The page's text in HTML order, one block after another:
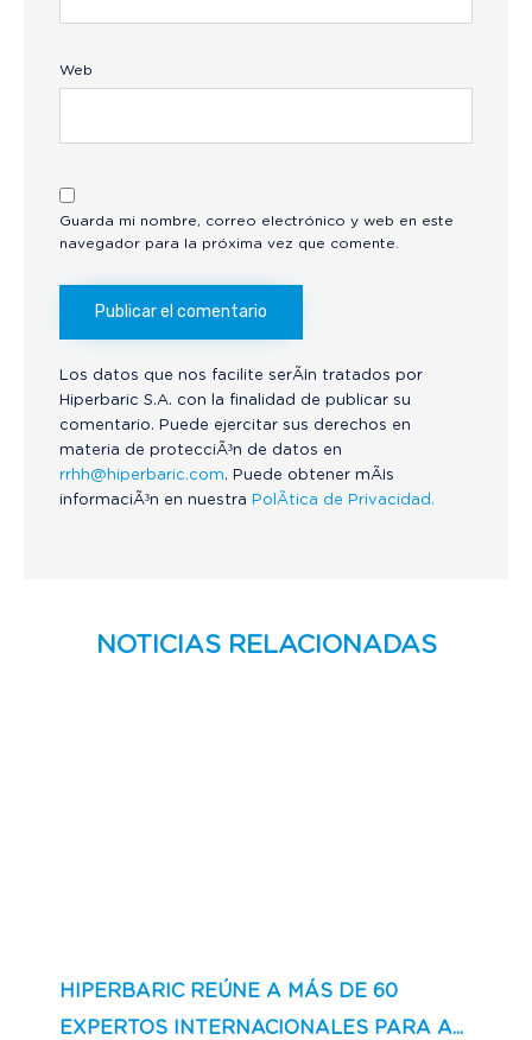
Web
Guarda mi nombre, correo electrónico y web en este
navegador para la próxima vez que comente.
Los datos que nos facilite serÃ¡n tratados por
Hiperbaric S.A. con la finalidad de publicar su
comentario. Puede ejercitar sus derechos en
materia de protecciÃ³n de datos en
rrhh@hiperbaric.com. Puede obtener mÃ¡s
informaciÃ³n en nuestra PolÃ­tica de Privacidad.
NOTICIAS RELACIONADAS
HIPERBARIC REÚNE A MÁS DE 60
EXPERTOS INTERNACIONALES PARA A...